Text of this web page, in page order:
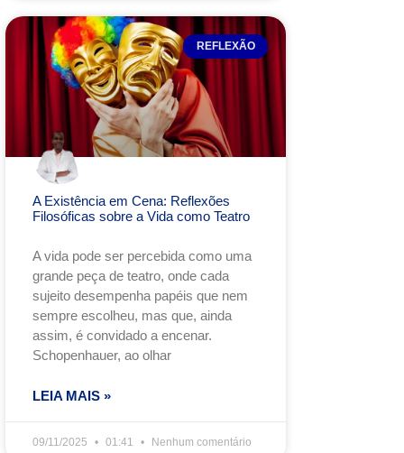
REFLEXÃO
A Existência em Cena: Reflexões
Filosóficas sobre a Vida como Teatro
A vida pode ser percebida como uma
grande peça de teatro, onde cada
sujeito desempenha papéis que nem
sempre escolheu, mas que, ainda
assim, é convidado a encenar.
Schopenhauer, ao olhar
LEIA MAIS »
09/11/2025 01:41 Nenhum comentário